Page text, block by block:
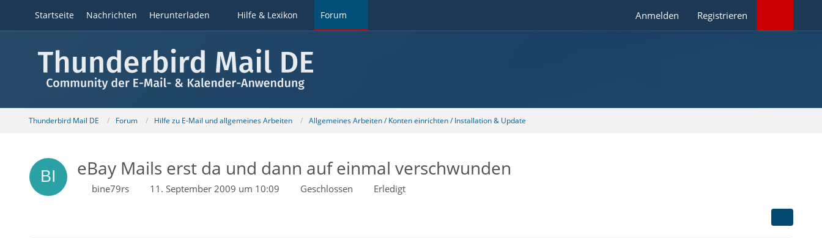
Startseite Nachrichten Herunterladen Hilfe & Lexikon Forum Anmelden Registrieren
Thunderbird Mail DE Forum Hilfe zu E-Mail und allgemeines Arbeiten Allgemeines Arbeiten / Konten einrichten / Installation & Update
eBay Mails erst da und dann auf einmal verschwunden
bine79rs 11. September 2009 um 10:09 Geschlossen Erledigt